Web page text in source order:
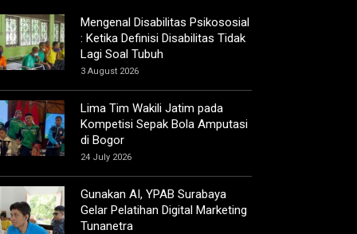
Mengenal Disabilitas Psikososial
: Ketika Definisi Disabilitas Tidak
Lagi Soal Tubuh
3 August 2026
Lima Tim Wakili Jatim pada
Kompetisi Sepak Bola Amputasi
di Bogor
24 July 2026
Gunakan AI, YPAB Surabaya
Gelar Pelatihan Digital Marketing
Tunanetra